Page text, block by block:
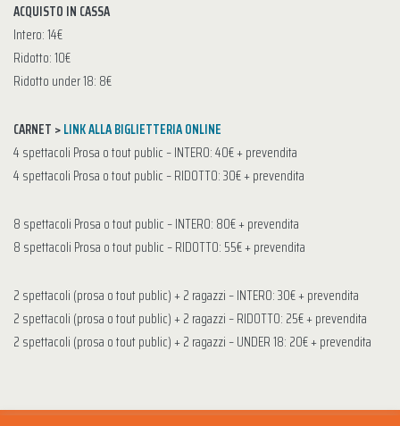
ACQUISTO IN CASSA
Intero: 14€
Ridotto: 10€
Ridotto under 18: 8€
CARNET >LINK ALLA BIGLIETTERIA ONLINE
4 spettacoli Prosa o tout public – INTERO: 40€ + prevendita
4 spettacoli Prosa o tout public – RIDOTTO: 30€ + prevendita
8 spettacoli Prosa o tout public – INTERO: 80€ + prevendita
8 spettacoli Prosa o tout public – RIDOTTO: 55€ + prevendita
2 spettacoli (prosa o tout public) + 2 ragazzi – INTERO: 30€ + prevendita
2 spettacoli (prosa o tout public) + 2 ragazzi – RIDOTTO: 25€ + prevendita
2 spettacoli (prosa o tout public) + 2 ragazzi – UNDER 18: 20€ + prevendita